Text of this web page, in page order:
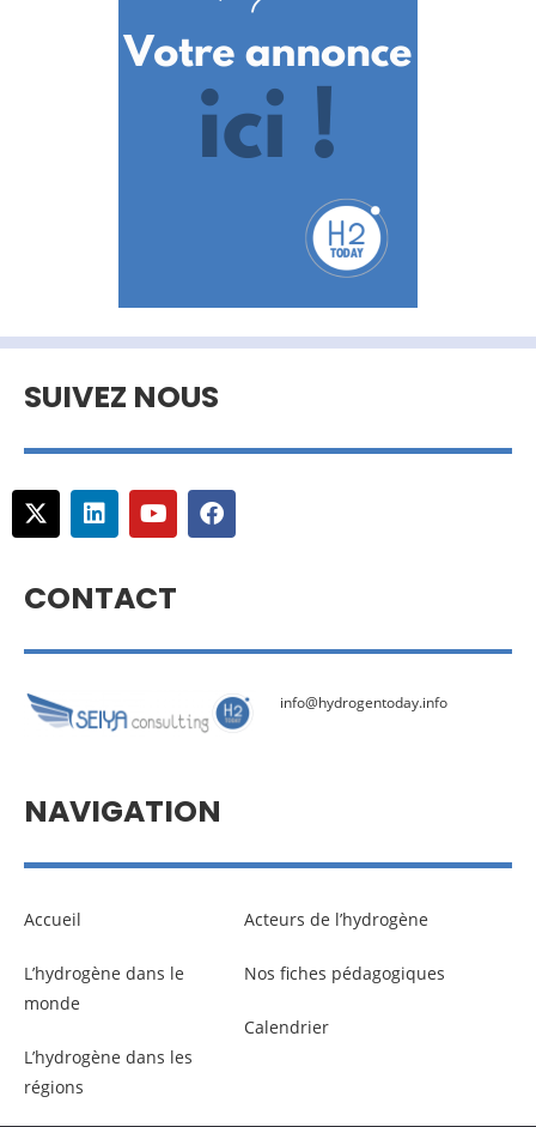
SUIVEZ NOUS
CONTACT
info@hydrogentoday.info
NAVIGATION
Accueil
L’hydrogène dans le
monde
L’hydrogène dans les
régions
Acteurs de l’hydrogène
Nos fiches pédagogiques
Calendrier